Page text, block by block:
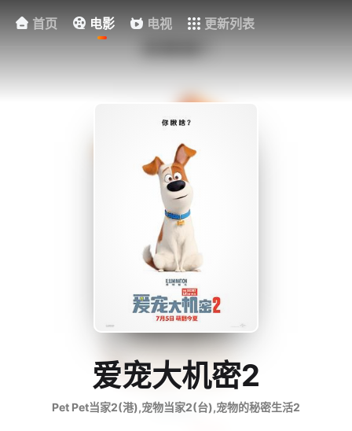
首页 电影 电视 更新列表
爱宠大机密2
Pet Pet当家2(港),宠物当家2(台),宠物的秘密生活2